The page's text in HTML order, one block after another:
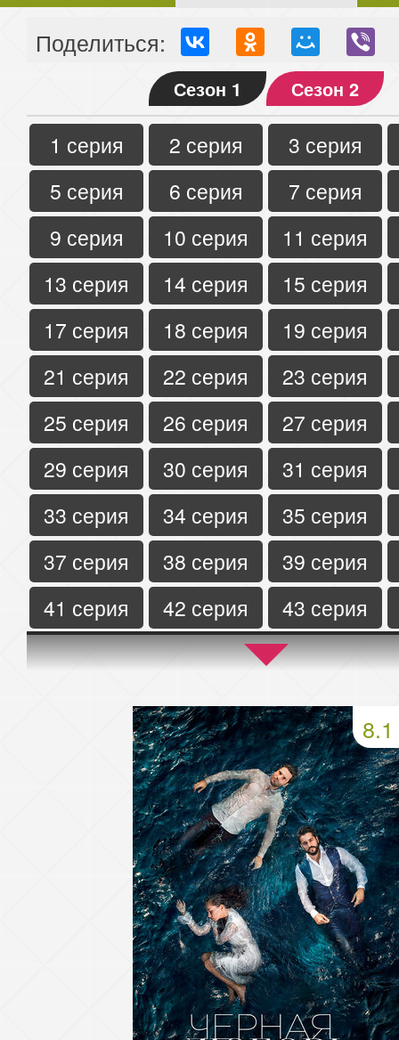
Поделиться:
Сезон 1 Сезон 2
1 серия 2 серия
3 серия
5 серия
6 серия
7 серия
9 серия
10 серия
11 серия
13 серия
14 серия
15 серия
17 серия
18 серия
19 серия
21 серия
22 серия
23 серия
25 серия
26 серия
27 серия
29 серия
30 серия
31 серия
33 серия
34 серия
35 серия
37 серия
38 серия
39 серия
41 серия
42 серия
43 серия
45 серия
46 серия
47 серия
50 серия
51 серия
54 серия
55 серия
58 серия
59 серия
62 серия
63 серия
66 серия
67 серия
70 серия
71 серия
74 серия
75 серия
78 серия
79 серия
8.1